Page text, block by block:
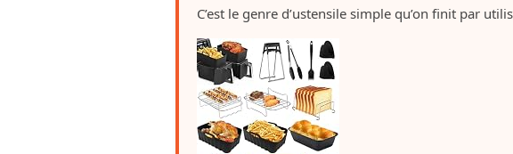
C’est le genre d’ustensile simple qu’on finit par